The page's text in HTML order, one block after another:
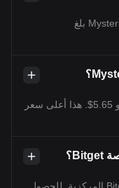
خلال الـ 24 ساعة الماضية، حجم تداول Mysterium بلغ
أعلى مستوى على الإطلاق لـ Mysterium هو 5.65$. هذا أعلى سعر
نعم، يتوفر Mysterium حاليًا على منصة Bitget المركزية. للحصول